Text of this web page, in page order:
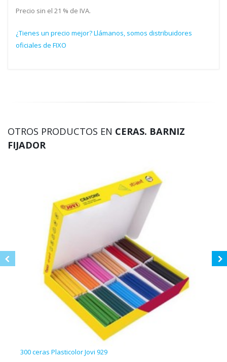
Precio sin el 21 % de IVA.
¿Tienes un precio mejor? Llámanos, somos distribuidores
oficiales de FIXO
OTROS PRODUCTOS EN CERAS. BARNIZ
FIJADOR
300 ceras Plasticolor Jovi 929